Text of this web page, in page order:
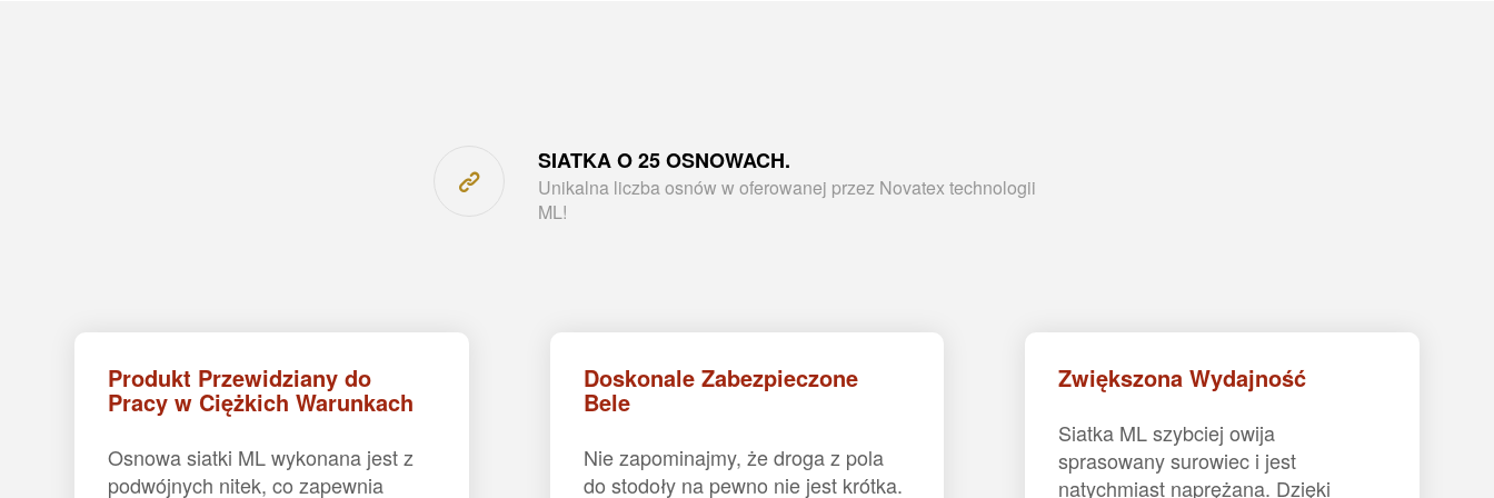
SIATKA O 25 OSNOWACH.
Unikalna liczba osnów w oferowanej przez Novatex technologii
ML!
Produkt Przewidziany do
Pracy w Ciężkich Warunkach
Osnowa siatki ML wykonana jest z
podwójnych nitek, co zapewnia
Doskonale Zabezpieczone
Bele
Nie zapominajmy, że droga z pola
do stodoły na pewno nie jest krótka.
Zwiększona Wydajność
Siatka ML szybciej owija
sprasowany surowiec i jest
natychmiast naprężana. Dzięki